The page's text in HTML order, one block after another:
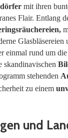
mit ihren
Flair. Entlang
Glasbläsereien
einmal rund um
skandinavischen
stehenden
zu einem
und